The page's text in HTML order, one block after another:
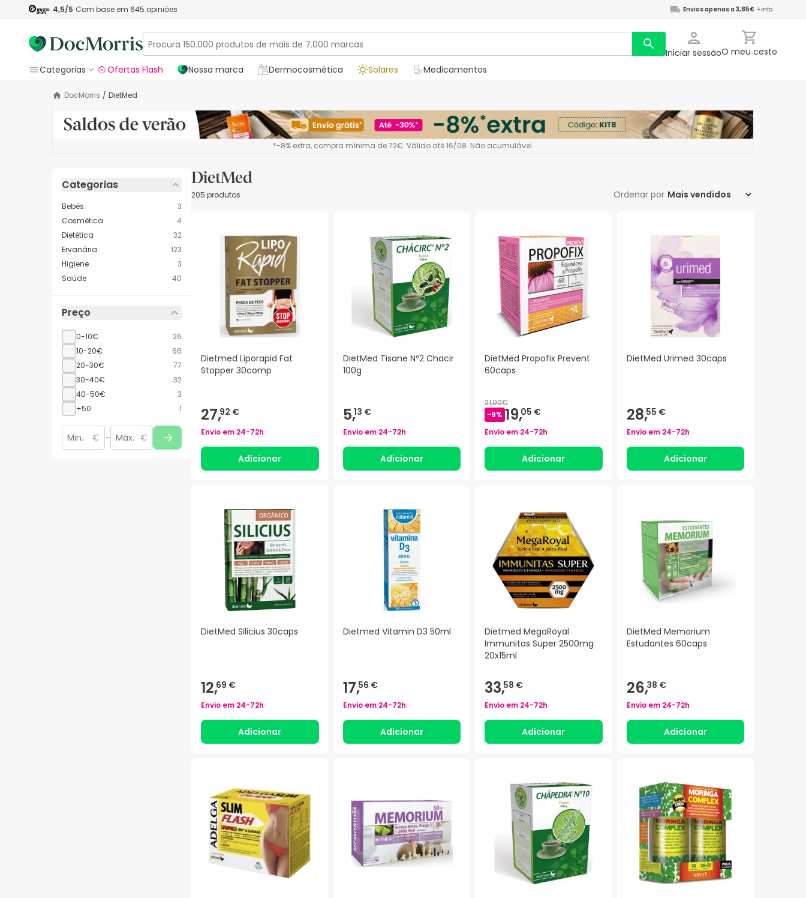
4,5/5 Com base em 645 opiniões Envios apenas a 3,85€ +info
Iniciar sessãoO meu cesto
Categorias
Ofertas Flash Nossa marca Dermocosmética Solares Medicamentos
DocMorris / DietMed
*-8% extra, compra mínima de 72€. Válido até 16/08. Não acumulável.
Categorias
Bebés
3
Cosmética
4
Dietética
32
Ervanária
123
Higiene
3
Saúde
40
Preço
0-10€
26
10-20€
66
20-30€
77
30-40€
32
40-50€
3
+50
1
€ – €
DietMed
205 produtos Ordenar por
Dietmed Liporapid Fat
Stopper 30comp
27,92 €
Envio em 24-72h
Adicionar
DietMed Tisane Nº2 Chacir
100g
5,13 €
Envio em 24-72h
Adicionar
DietMed Propofix Prevent
60caps
21,00€
-9% 19,05 €
Envio em 24-72h
Adicionar
DietMed Urimed 30caps
28,55 €
Envio em 24-72h
Adicionar
DietMed Silicius 30caps
12,69 €
Envio em 24-72h
Adicionar
Dietmed Vitamin D3 50ml
17,56 €
Envio em 24-72h
Adicionar
Dietmed MegaRoyal
Immunitas Super 2500mg
20x15ml
33,58 €
Envio em 24-72h
Adicionar
DietMed Memorium
Estudantes 60caps
26,38 €
Envio em 24-72h
Adicionar